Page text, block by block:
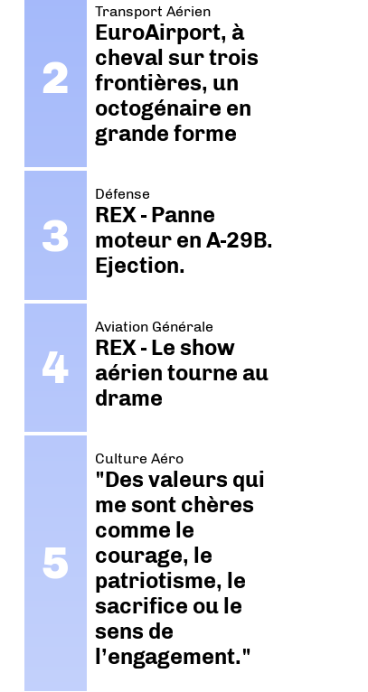
Transport Aérien
EuroAirport, à
cheval sur trois
frontières, un
octogénaire en
grande forme
Défense
REX - Panne
moteur en A-29B.
Ejection.
Aviation Générale
REX - Le show
aérien tourne au
drame
Culture Aéro
"Des valeurs qui
me sont chères
comme le
courage, le
patriotisme, le
sacrifice ou le
sens de
l’engagement."